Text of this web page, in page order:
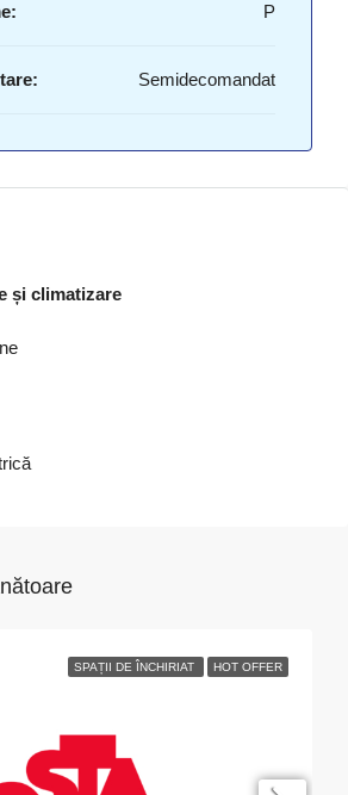
P
Semidecomandat
și climatizare
SPAȚII DE ÎNCHIRIAT HOT OFFER